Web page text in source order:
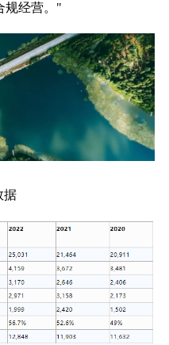
规经营。"
据